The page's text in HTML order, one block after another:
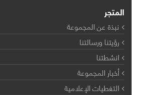
المتجر
نبذة عن المجموعة
رؤيتنا ورسالتنا
انشطتنا
أخبار المجموعة
التغطيات الإعلامية